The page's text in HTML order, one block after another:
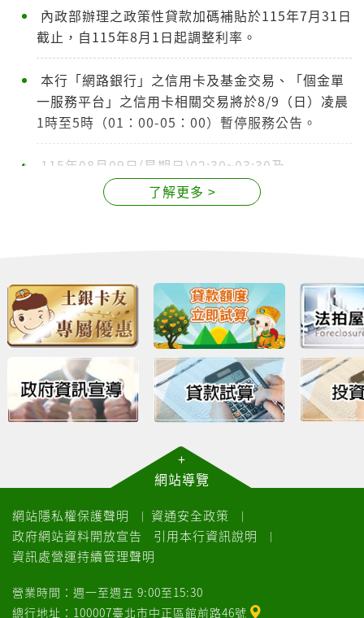
內政部辦理之政策性貸款加碼補貼於115年7月31日
截止，自115年8月1日起調整利率。
本行「網路銀行」之信用卡及基金交易、「個金單
一服務平台」之信用卡相關交易將於8/9（日）凌晨
1時至5時（01：00-05：00）暫停服務公告。
115年08月09日(星期日)02:30~03:30及
22:30~23:30、115年08月10日(星期
一)17:00~18:30、115年08月11日(星期二)
了解更多 >
+
網站導覽
網站隱私權保護聲明 ｜ 資通安全政策 ｜
政府網站資料開放宣告 引用本行資訊說明 ｜
資訊處營運持續管理聲明
營業時間：週一至週五 9:00至15:30
總行地址：100007臺北市中正區館前路46號